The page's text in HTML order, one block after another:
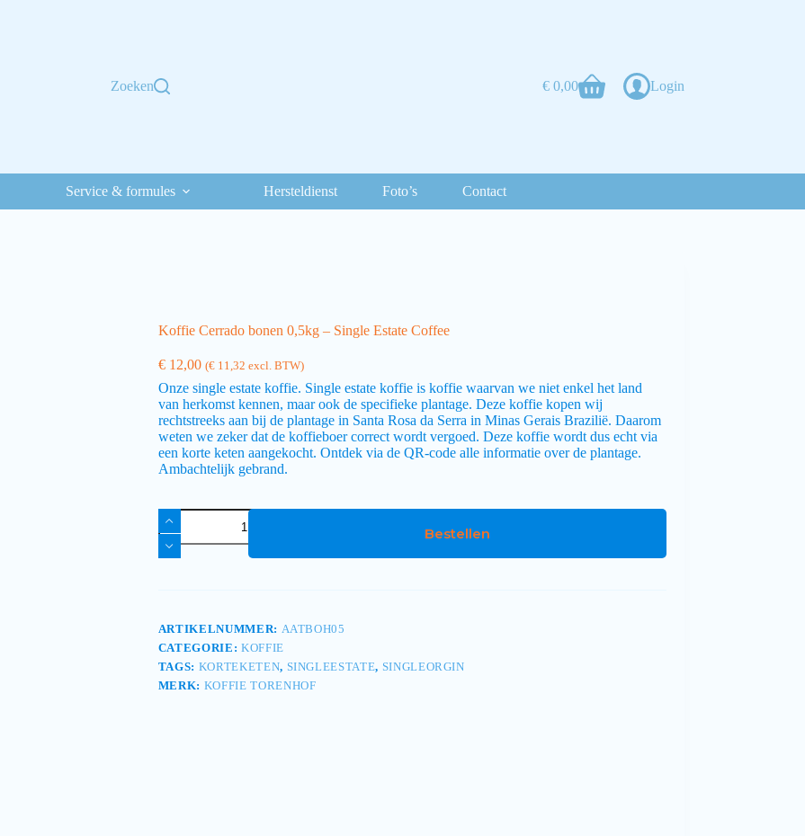
Zoeken €0,00 Login
Service & formules Hersteldienst Foto’s Contact
Koffie Cerrado bonen 0,5kg – Single Estate Coffee
€12,00 (€11,32 excl. BTW)
Onze single estate koffie. Single estate koffie is koffie waarvan we niet enkel het land
van herkomst kennen, maar ook de specifieke plantage. Deze koffie kopen wij
rechtstreeks aan bij de plantage in Santa Rosa da Serra in Minas Gerais Brazilië. Daarom
weten we zeker dat de koffieboer correct wordt vergoed. Deze koffie wordt dus echt via
een korte keten aangekocht. Ontdek via de QR-code alle informatie over de plantage.
Ambachtelijk gebrand.
Bestellen
ARTIKELNUMMER: AATBOH05
CATEGORIE: KOFFIE
TAGS: KORTEKETEN, SINGLEESTATE, SINGLEORGIN
MERK: KOFFIE TORENHOF